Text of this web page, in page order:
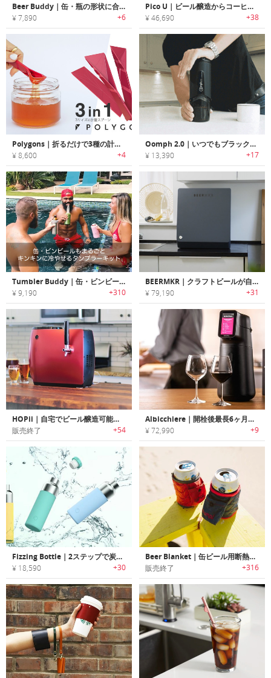
Beer Buddy｜缶・瓶の形状に合わせて使用できるオールインワン真空断熱カバー「ビアバディー」
¥ 7,890 +6
Pico U｜ビール醸造からコーヒードリップまで行えるユニバーサルブリューイングマシン「ピコユー」
¥ 46,690 +38
Polygons｜折るだけで3種の計量可能！折り紙のようなフラット計量スプーン
¥ 8,600 +4
Oomph 2.0｜いつでもブラックコーヒーが楽しめる2-in-1のコーヒーメーカー「オーフ2.0」
¥ 13,390 +17
Tumbler Buddy｜缶・ビンビールもまるごとキンキンに冷やせるタンブラーキット「タンブラーバディ」
¥ 9,190 +310
BEERMKR｜クラフトビールが自宅で簡単に作れるオールインワンビアブリューワー「ビアメーカー」
¥ 79,190 +31
HOPii｜自宅でビール醸造可能なパーソナルマイクロブルワリー「ホピー」
販売終了 +54
Albicchiere｜開栓後最長6ヶ月間ワインを美味しく保存するスマートワインプリザーバー「アルビキエーレ」
¥ 72,990 +9
Fizzing Bottle｜2ステップで炭酸水が作れるポータブルソーダメーカー「フィジングボトル」
¥ 18,590 +30
Beer Blanket｜缶ビール用断熱ブランケット
販売終了 +316